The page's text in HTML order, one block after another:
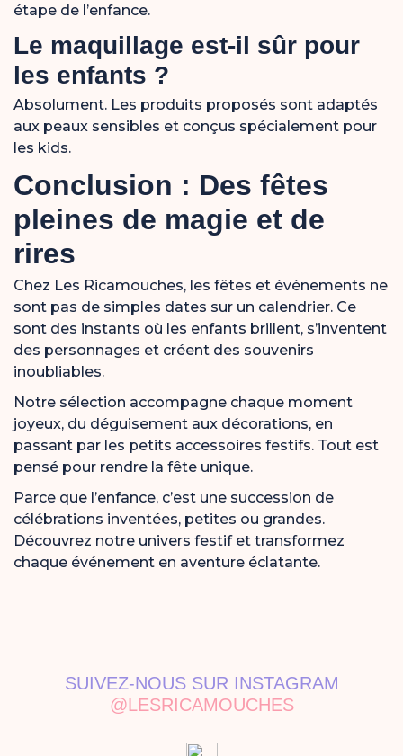
étape de l’enfance.
Le maquillage est-il sûr pour
les enfants ?
Absolument. Les produits proposés sont adaptés
aux peaux sensibles et conçus spécialement pour
les kids.
Conclusion : Des fêtes
pleines de magie et de
rires
Chez Les Ricamouches, les fêtes et événements ne
sont pas de simples dates sur un calendrier. Ce
sont des instants où les enfants brillent, s’inventent
des personnages et créent des souvenirs
inoubliables.
Notre sélection accompagne chaque moment
joyeux, du déguisement aux décorations, en
passant par les petits accessoires festifs. Tout est
pensé pour rendre la fête unique.
Parce que l’enfance, c’est une succession de
célébrations inventées, petites ou grandes.
Découvrez notre univers festif et transformez
chaque événement en aventure éclatante.
SUIVEZ-NOUS SUR INSTAGRAM
@LESRICAMOUCHES